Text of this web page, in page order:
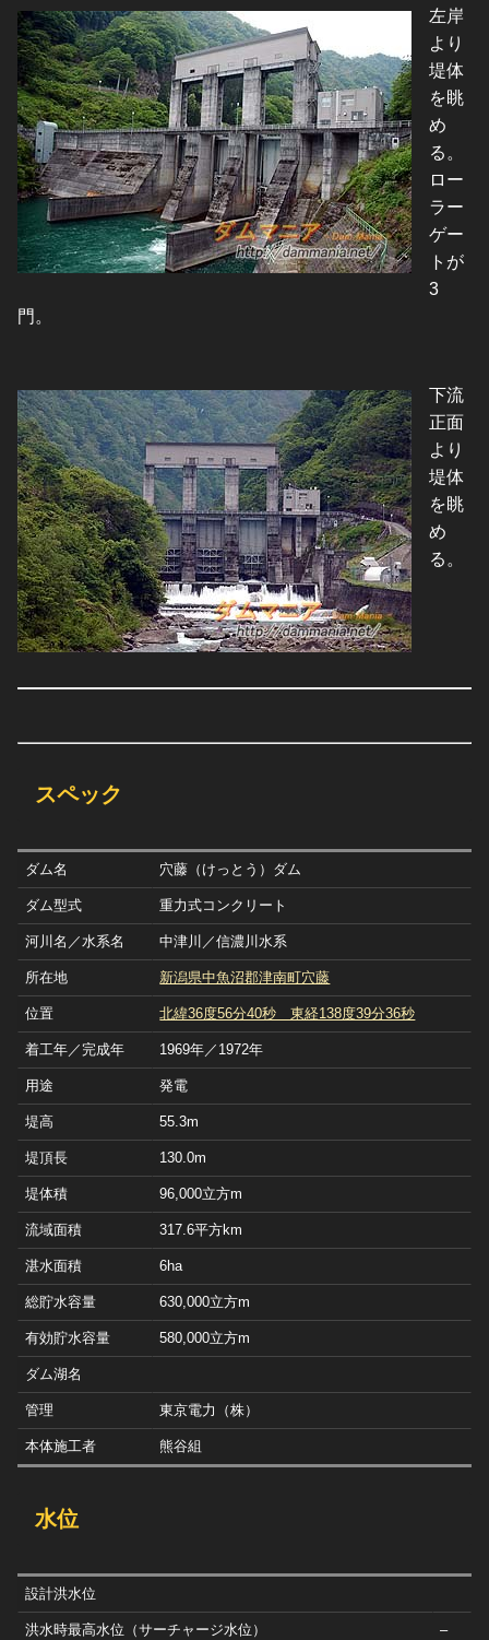
左岸
より
堤体
を眺
め
る。
ロー
ラー
ゲー
トが
3
門。
下流
正面
より
堤体
を眺
め
る。
スペック
ダム名 穴藤（けっとう）ダム
ダム型式 重力式コンクリート
河川名／水系名 中津川／信濃川水系
所在地 新潟県中魚沼郡津南町穴藤
位置 北緯36度56分40秒 東経138度39分36秒
着工年／完成年 1969年／1972年
用途 発電
堤高 55.3m
堤頂長 130.0m
堤体積 96,000立方m
流域面積 317.6平方km
湛水面積 6ha
総貯水容量 630,000立方m
有効貯水容量 580,000立方m
ダム湖名
管理 東京電力（株）
本体施工者 熊谷組
水位
設計洪水位
洪水時最高水位（サーチャージ水位） –